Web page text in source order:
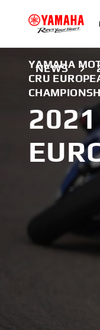
NEWS
YAMAHA
CRU